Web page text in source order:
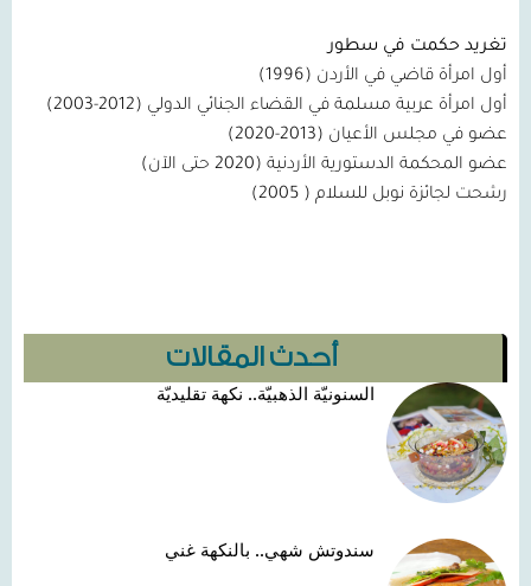
أحدث المقالات
السنونيّة الذهبيّة.. نكهة تقليديّة
سندوتش شهي.. بالنكهة غني
تغريد حكمت في سطور
أول امرأة قاضي في الأردن (1996
)
أول امرأة عربية مسلمة في القضاء الجنائي الدولي (2012-2003
)
عضو في مجلس الأعيان (2013-2020
)
عضو المحكمة الدستورية الأردنية (2020 حتى الآن)
رشحت لجائزة نوبل للسلام ( 2005
)